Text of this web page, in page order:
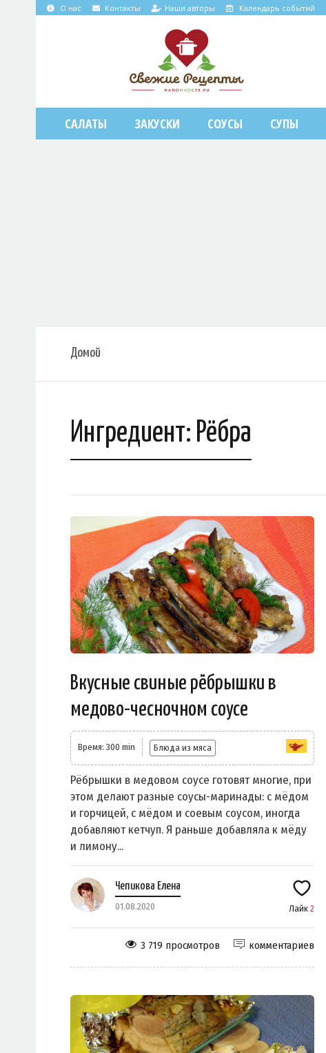
О нас Контакты Наши авторы Календарь событий
САЛАТЫ ЗАКУСКИ СОУСЫ СУПЫ
Домой
Ингредиент: Рёбра
Вкусные свиные рёбрышки в
медово-чесночном соусе
Время: 300 min Блюда из мяса
Рёбрышки в медовом соусе готовят многие, при
этом делают разные соусы-маринады: с мёдом
и горчицей, с мёдом и соевым соусом, иногда
добавляют кетчуп. Я раньше добавляла к мёду
и лимону...
Чепикова Елена
01.08.2020 Лайк 2
комментариев
3 719 просмотров